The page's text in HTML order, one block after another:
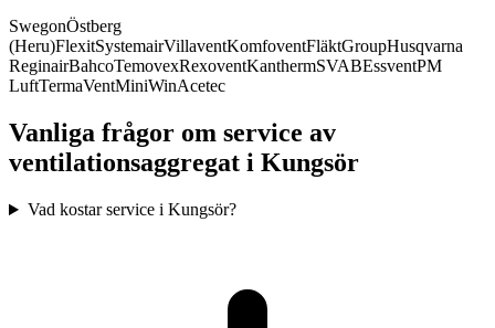
SwegonÖstberg
(Heru)FlexitSystemairVillaventKomfoventFläktGroupHusqvarna
ReginairBahcoTemovexRexoventKanthermSVABEssventPM
LuftTermaVentMiniWinAcetec
Vanliga frågor om service av
ventilationsaggregat i Kungsör
Vad kostar service i Kungsör?